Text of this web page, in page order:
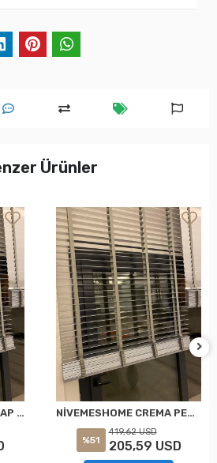
Ürünler
NİVEMESHOME GRİ AHŞAP JALUZİ 50 MM REDUKTÖRLÜ+KURDELALI PERDE NİVEMESHOME CREMA PERSIANA DE LÁMINAS DE MADERA DE 50 MM CON REDUCTOR Y CORTINAS CON CORDÓN
%51
419,62 USD
205,59 USD